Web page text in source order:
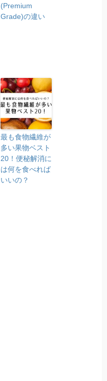
(Premium
Grade)の違い
最も食物繊維が
多い果物ベスト
20！便秘解消に
は何を食べれば
いいの？